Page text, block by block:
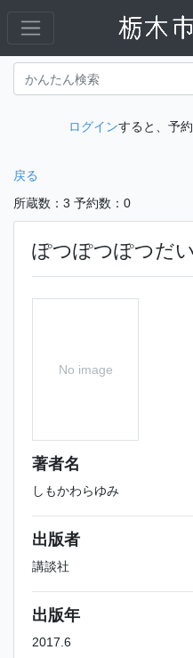
ログインすると、予
戻る
所蔵数：3 予約数：0
ぽつぽつぽつだ
No image
著者名
しもかわらゆみ
出版者
講談社
出版年
2017.6